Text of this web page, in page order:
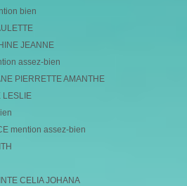
bien
JEANNE
assez-bien
PIERRETTE AMANTHE
LESLIE
mention assez-bien
CELIA JOHANA